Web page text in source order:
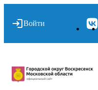
Войти